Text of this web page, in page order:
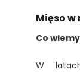
Mięso
Co
W